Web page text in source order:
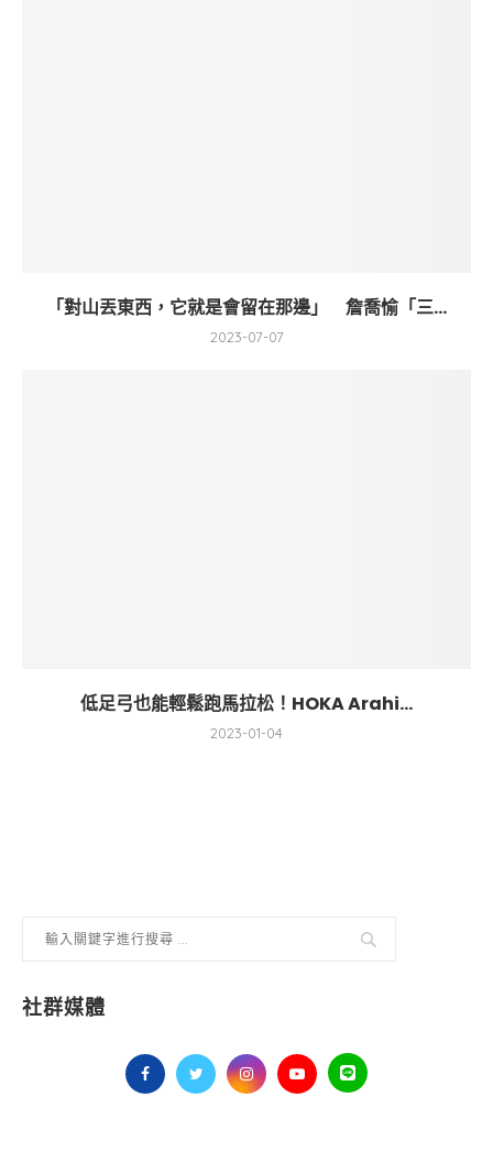
「對山丟東西，它就是會留在那邊」 詹喬愉「三...
2023-07-07
低足弓也能輕鬆跑馬拉松！HOKA Arahi...
2023-01-04
社群媒體